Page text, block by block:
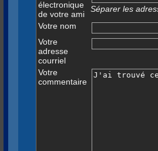
électronique
de votre ami
Séparer les
Votre nom
Votre
adresse
courriel
Votre
commentaire